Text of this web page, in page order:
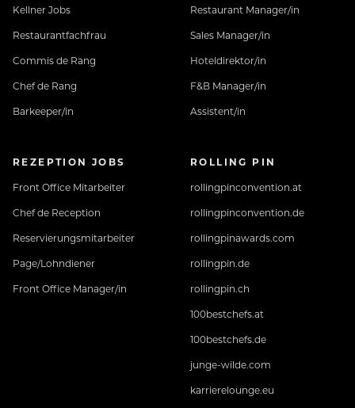
Kellner Jobs
Restaurantfachfrau
Commis de Rang
Chef de Rang
Barkeeper/in
Restaurant Manager/in
Sales Manager/in
Hoteldirektor/in
F&B Manager/in
Assistent/in
REZEPTION JOBS
Front Office Mitarbeiter
Chef de Reception
Reservierungsmitarbeiter
Page/Lohndiener
Front Office Manager/in
ROLLING PIN
rollingpinconvention.at
rollingpinconvention.de
rollingpinawards.com
rollingpin.de
rollingpin.ch
100bestchefs.at
100bestchefs.de
junge-wilde.com
karrierelounge.eu